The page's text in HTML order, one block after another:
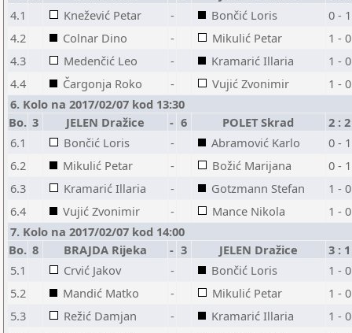
4.1
Knežević Petar - Bončić Loris
0 - 1
4.2
Colnar Dino - Mikulić Petar
1 - 0
4.3
Medenčić Leo - Kramarić Illaria
1 - 0
4.4
Čargonja Roko - Vujić Zvonimir
1 - 0
6. Kolo na 2017/02/07 kod 13:30
Bo. 3 JELEN Dražice - 6 POLET Skrad
2 : 2
6.1
Bončić Loris - Abramović Karlo
0 - 1
6.2
Mikulić Petar - Božić Marijana
0 - 1
6.3
Kramarić Illaria - Gotzmann Stefan
1 - 0
6.4
Vujić Zvonimir - Mance Nikola
1 - 0
7. Kolo na 2017/02/07 kod 14:00
Bo. 8 BRAJDA Rijeka - 3 JELEN Dražice
3 : 1
5.1
Crvić Jakov - Bončić Loris
1 - 0
5.2
Mandić Matko - Mikulić Petar
1 - 0
5.3
Režić Damjan - Kramarić Illaria
1 - 0